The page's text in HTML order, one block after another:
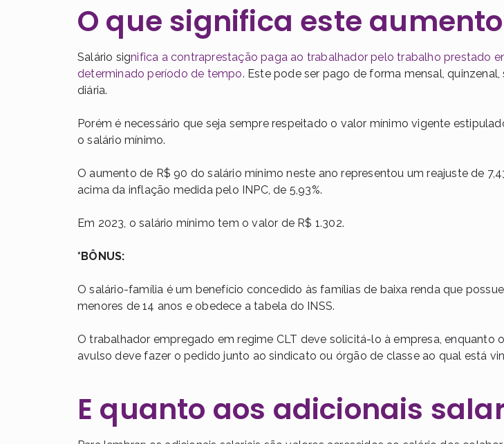
O que significa este
Salário significa a contraprestação paga ao trabalhador pelo trabalho prestado
determinado período de tempo. Este pode ser pago de forma mensal, quinzenal,
diária.
Porém é necessário que seja sempre respeitado o valor mínimo vigente
o salário mínimo.
O aumento de R$ 90 do salário mínimo neste ano representou um reajuste de
acima da inflação medida pelo INPC, de 5,93%.
Em 2023, o salário mínimo tem o valor de R$ 1.302.
*BÔNUS:
O salário-família é um benefício concedido às famílias de baixa renda que
menores de 14 anos e obedece a tabela do INSS.
O trabalhador empregado em regime CLT deve solicitá-lo à empresa, enquanto
avulso deve fazer o pedido junto ao sindicato ou órgão de classe ao qual está
E quanto aos adicionais